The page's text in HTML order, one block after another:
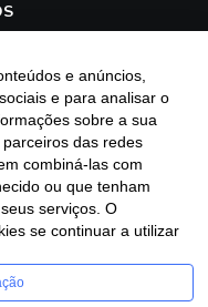
e anúncios,
e para analisar o
sobre a sua
das redes
combiná-las com
ou que tenham
serviços. O
se continuar a utilizar